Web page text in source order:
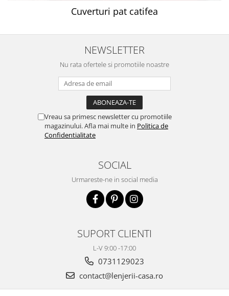
Cuverturi pat catifea
NEWSLETTER
Nu rata ofertele si promotiile noastre
Vreau sa primesc newsletter cu promotiile
magazinului. Afla mai multe in Politica de
Confidentialitate
SOCIAL
Urmareste-ne in social media
SUPORT CLIENTI
L-V 9:00 -17:00
0731129023
contact@lenjerii-casa.ro